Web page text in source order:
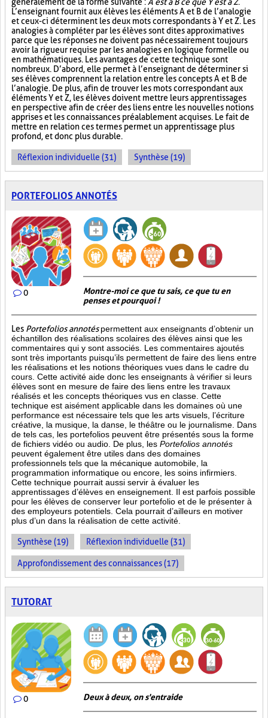
L’enseignant fournit aux élèves les éléments A et B de l’analogie
et ceux-ci déterminent les deux mots correspondants à Y et Z. Les
analogies à compléter par les élèves sont dites approximatives
parce que les réponses ne doivent pas nécessairement toujours
avoir la rigueur requise par les analogies en logique formelle ou
en mathématiques. Les avantages de cette technique sont
nombreux. D’abord, elle permet à l’enseignant de déterminer si
ses élèves comprennent la relation entre les concepts A et B de
l’analogie. De plus, afin de trouver les mots correspondant aux
éléments Y et Z, les élèves doivent mettre leurs apprentissages
en perspective afin de créer des liens entre les nouvelles notions
apprises et les connaissances préalablement acquises. Le fait de
mettre en relation ces termes permet un apprentissage plus
profond, et donc plus durable.
Réflexion individuelle (31) Synthèse (19)
PORTEFOLIOS ANNOTÉS
0
Montre-moi ce que tu sais, ce que tu en
penses et pourquoi !
Les Portefolios annotés permettent aux enseignants d’obtenir un
échantillon des réalisations scolaires des élèves ainsi que les
commentaires qui y sont associés. Les commentaires ajoutés
sont très importants puisqu’ils permettent de faire des liens entre
les réalisations et les notions théoriques vues dans le cadre du
cours. Cette activité aide donc les enseignants à vérifier si leurs
élèves sont en mesure de faire des liens entre les travaux
réalisés et les concepts théoriques vus en classe. Cette
technique est aisément applicable dans les domaines où une
performance est nécessaire tels que les arts visuels, l’écriture
créative, la musique, la danse, le théâtre ou le journalisme. Dans
de tels cas, les portefolios peuvent être présentés sous la forme
de fichiers vidéo ou audio. De plus, les Portefolios annotés
peuvent également être utiles dans des domaines
professionnels tels que la mécanique automobile, la
programmation informatique ou encore, les soins infirmiers.
Cette technique pourrait aussi servir à évaluer les
apprentissages d’élèves en enseignement. Il est parfois possible
pour les élèves de conserver leur portefolio et de le présenter à
des employeurs potentiels. Cela pourrait d’ailleurs en motiver
plus d’un dans la réalisation de cette activité.
Synthèse (19) Réflexion individuelle (31)
Approfondissement des connaissances (17)
TUTORAT
0 Deux à deux, on s'entraide